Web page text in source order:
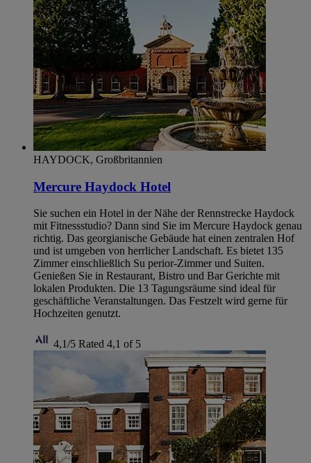
HAYDOCK, Großbritannien
Mercure Haydock Hotel
Sie suchen ein Hotel in der Nähe der Rennstrecke Haydock
mit Fitnessstudio? Dann sind Sie im Mercure Haydock genau
richtig. Das georgianische Gebäude hat einen zentralen Hof
und ist umgeben von herrlicher Landschaft. Es bietet 135
Zimmer einschließlich Su perior-Zimmer und Suiten.
Genießen Sie in Restaurant, Bistro und Bar Gerichte mit
lokalen Produkten. Die 13 Tagungsräume sind ideal für
geschäftliche Veranstaltungen. Das Festzelt wird gerne für
Hochzeiten genutzt.
4,1/5 Rated 4,1 of 5